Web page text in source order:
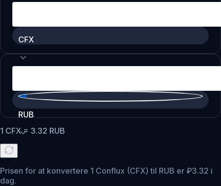
CFX
RUB
1 CFX= 3.32 RUB
Prisen for at konvertere 1 Conflux (CFX) til RUB er ₽3.32 i
dag.